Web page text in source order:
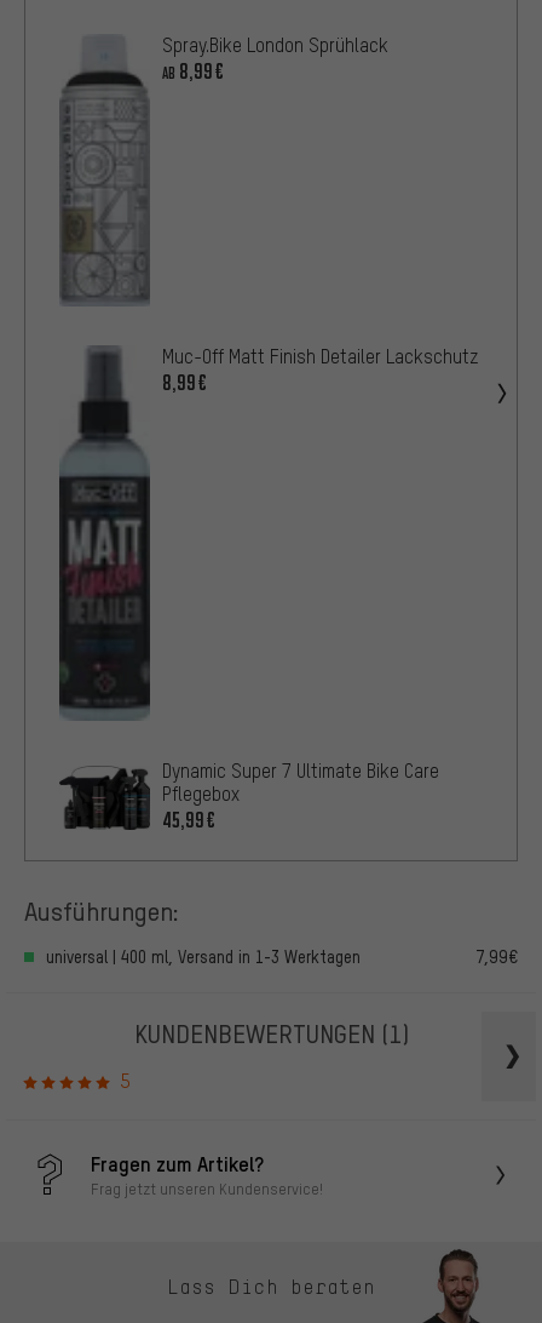
Spray.Bike London Sprühlack
AB 8,99€
Muc-Off Matt Finish Detailer Lackschutz
8,99€
Dynamic Super 7 Ultimate Bike Care
Pflegebox
45,99€
Ausführungen:
universal | 400 ml, Versand in 1-3 Werktagen 7,99€
KUNDENBEWERTUNGEN (1)
5
Fragen zum Artikel?
Frag jetzt unseren Kundenservice!
Lass Dich beraten